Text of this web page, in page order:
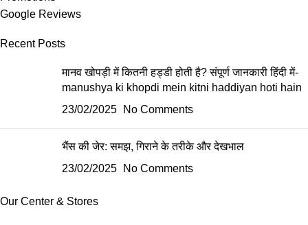
Google Reviews
Recent Posts
मानव खोपड़ी में कितनी हड्डी होती है? संपूर्ण जानकारी हिंदी में-
manushya ki khopdi mein kitni haddiyan hoti hain
23/02/2025
No Comments
भैंस की जेर: समझ, गिराने के तरीके और देखभाल
23/02/2025
No Comments
Our Center & Stores